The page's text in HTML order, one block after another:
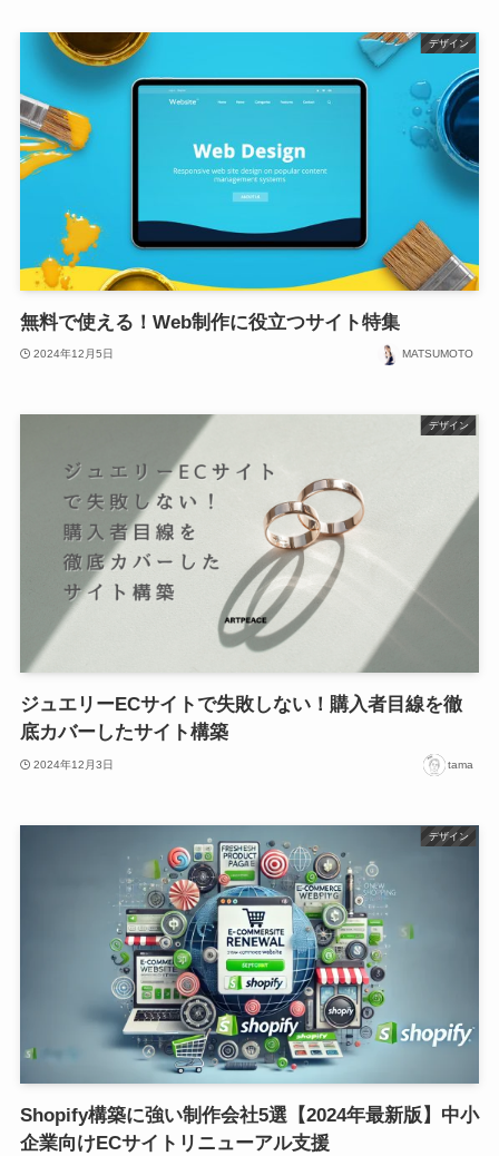
デザイン
無料で使える！Web制作に役立つサイト特集
2024年12月5日 MATSUMOTO
デザイン
ジュエリーECサイトで失敗しない！購入者目線を徹
底カバーしたサイト構築
2024年12月3日 tama
デザイン
Shopify構築に強い制作会社5選【2024年最新版】中小
企業向けECサイトリニューアル支援